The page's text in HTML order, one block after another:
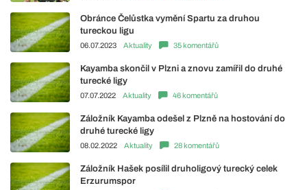
Obránce Čelůstka vymění Spartu za druhou
tureckou ligu
06.07.2023 Aktuality 35 komentářů
Kayamba skončil v Plzni a znovu zamířil do druhé
turecké ligy
07.07.2022 Aktuality 46 komentářů
Záložník Kayamba odešel z Plzně na hostování do
druhé turecké ligy
08.02.2022 Aktuality 28 komentářů
Záložník Hašek posílil druholigový turecký celek
Erzurumspor